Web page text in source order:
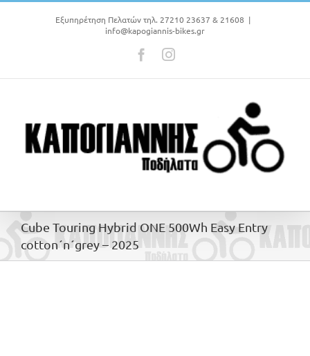
Μετάβαση
Εξυπηρέτηση Πελατών τηλ. 27210 23637 & 21608 |
info@kapogiannis-bikes.gr
FacebookInstagram
Cube Touring Hybrid ONE 500Wh Easy Entry
cotton´n´grey – 2025